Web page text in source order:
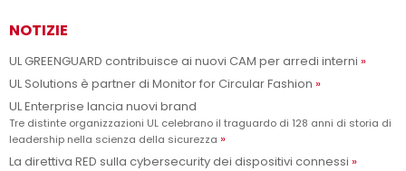
NOTIZIE
UL GREENGUARD contribuisce ai nuovi CAM per arredi interni
UL Solutions è partner di Monitor for Circular Fashion
UL Enterprise lancia nuovi brand
Tre distinte organizzazioni UL celebrano il traguardo di 128 anni di storia di
leadership nella scienza della sicurezza
La direttiva RED sulla cybersecurity dei dispositivi connessi